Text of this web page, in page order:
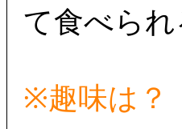
て食べら
※趣味は？